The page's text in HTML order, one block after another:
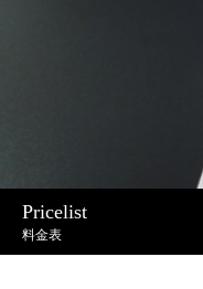
Pricelist
料金表